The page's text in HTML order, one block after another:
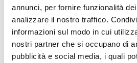
annunci, per fornire funzionalità
analizzare il nostro traffico.
informazioni sul modo in cui
nostri partner che si occupano di
pubblicità e social media, i quali
IDEM site